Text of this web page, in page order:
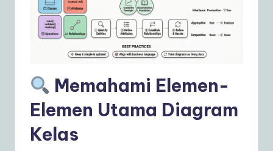
lu
Memahami Elemen-
Elemen Utama Diagram
Kelas